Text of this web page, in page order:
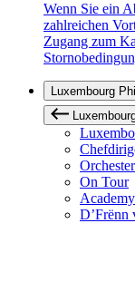
Wenn Sie ein
zahlreichen
Zugang zum
Luxembourg
On Tour
Academy
D’Frënn